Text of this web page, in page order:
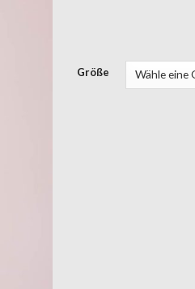
Größe